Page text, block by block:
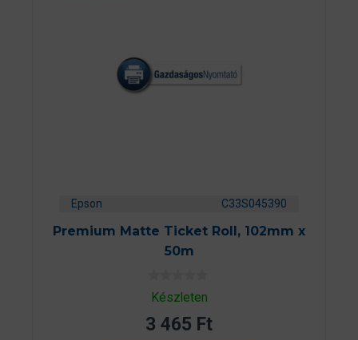
Epson C33S045390
Premium Matte Ticket Roll, 102mm x
50m
0
a
5
Készleten
3 465 Ft